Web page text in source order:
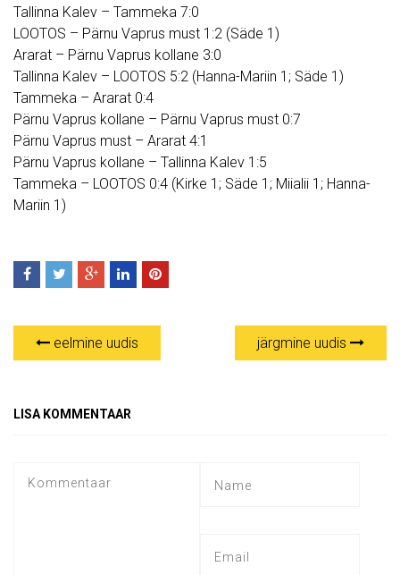
Tallinna Kalev – Tammeka 7:0
LOOTOS – Pärnu Vaprus must 1:2 (Säde 1)
Ararat – Pärnu Vaprus kollane 3:0
Tallinna Kalev – LOOTOS 5:2 (Hanna-Mariin 1; Säde 1)
Tammeka – Ararat 0:4
Pärnu Vaprus kollane – Pärnu Vaprus must 0:7
Pärnu Vaprus must – Ararat 4:1
Pärnu Vaprus kollane – Tallinna Kalev 1:5
Tammeka – LOOTOS 0:4 (Kirke 1; Säde 1; Miialii 1; Hanna-
Mariin 1)
eelmine uudis järgmine uudis
LISA KOMMENTAAR